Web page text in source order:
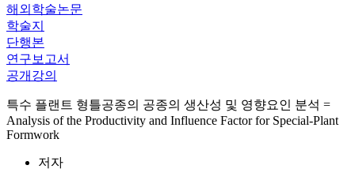
해외학술논문
학술지
단행본
연구보고서
공개강의
특수 플랜트 형틀공종의 공종의 생산성 및 영향요인 분석 =
Analysis of the Productivity and Influence Factor for Special-Plant
Formwork
저자